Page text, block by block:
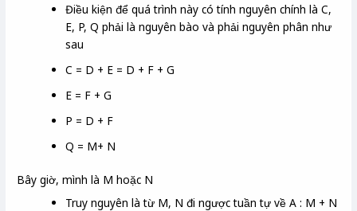
Điều kiện để quá trình này có tính nguyên chính là C,
E, P, Q phải là nguyên bào và phải nguyên phân như
sau
C = D + E = D + F + G
E = F + G
P = D + F
Q = M+ N
Bây giờ, mình là M hoặc N
Truy nguyên là từ M, N đi ngược tuần tự về A : M + N